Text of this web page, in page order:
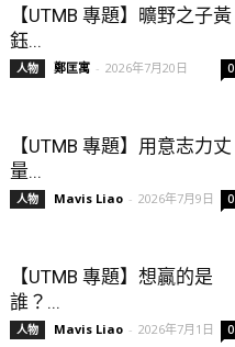
【UTMB 專題】曠野之子黃
鈺...
人物 鄭匡寓 - 2026年7月20日 0
【UTMB 專題】用意志力丈
量...
人物 Mavis Liao - 2026年7月9日 0
【UTMB 專題】想贏的是
誰？...
人物 Mavis Liao - 2026年7月1日 0